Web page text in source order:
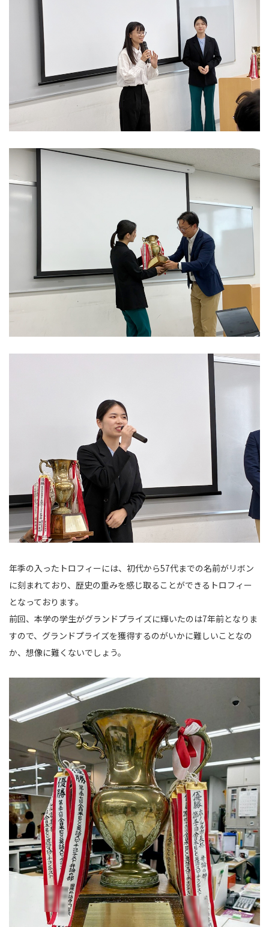
年季の入ったトロフィーには、初代から57代までの名前がリボン
に刻まれており、歴史の重みを感じ取ることができるトロフィー
となっております。
前回、本学の学生がグランドプライズに輝いたのは7年前となりま
すので、グランドプライズを獲得するのがいかに難しいことなの
か、想像に難くないでしょう。